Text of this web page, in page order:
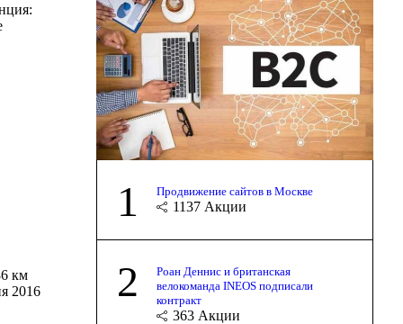
км
2016
1 Продвижение сайтов в Москве
1137 Акции
2
Роан Деннис и британская
велокоманда INEOS подписали
контракт
363 Акции